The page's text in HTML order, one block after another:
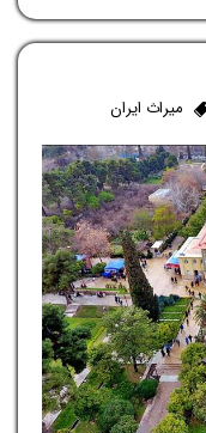
میراث ایران